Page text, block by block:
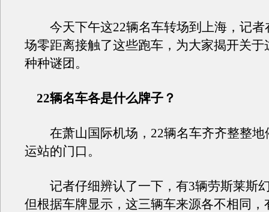
今天下午这22辆名车转场到上海，记者
场零距离接触了这些跑车，为大家揭开关于
种种谜团。
22辆名车各是什么牌子？
在萧山国际机场，22辆名车齐齐整整地
运站的门口。
记者仔细辨认了一下，有3辆劳斯莱斯
但根据车牌显示，这三辆车来源各不相同，